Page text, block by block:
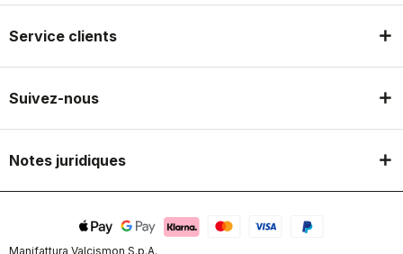
Service clients
Suivez-nous
Notes juridiques
Manifattura Valcismon S.p.A.